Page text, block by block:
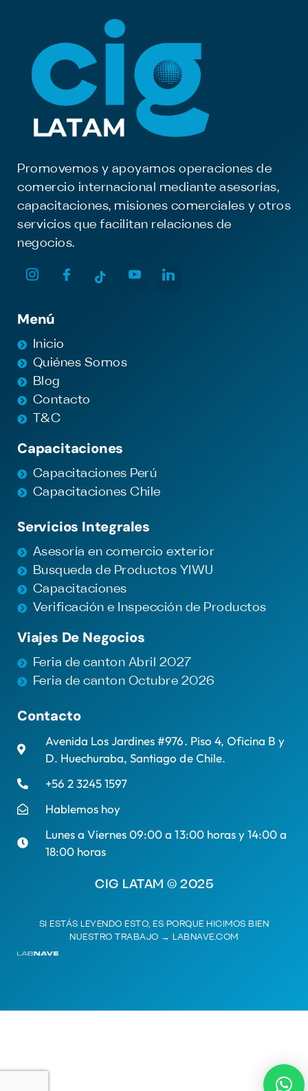
Promovemos y apoyamos operaciones de
comercio internacional mediante asesorías,
capacitaciones, misiones comerciales y otros
servicios que facilitan relaciones de
negocios.
Menú
Inicio
Quiénes Somos
Blog
Contacto
T&C
Capacitaciones
Capacitaciones Perú
Capacitaciones Chile
Servicios Integrales
Asesoría en comercio exterior
Busqueda de Productos YIWU
Capacitaciones
Verificación e Inspección de Productos
Viajes De Negocios
Feria de canton Abril 2027
Feria de canton Octubre 2026
Contacto
Avenida Los Jardines #976. Piso 4, Oficina B y
D. Huechuraba, Santiago de Chile.
+56 2 3245 1597
Hablemos hoy
Lunes a Viernes 09:00 a 13:00 horas y 14:00 a
18:00 horas
CIG LATAM © 2025
SI ESTÁS LEYENDO ESTO, ES PORQUE HICIMOS BIEN
NUESTRO TRABAJO →
LABNAVE.COM